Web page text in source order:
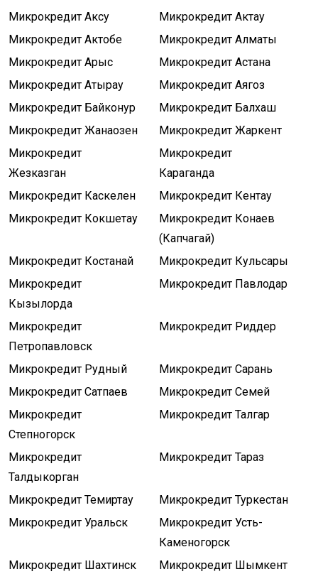
Микрокредит Аксу
Микрокредит Актау
Микрокредит Актобе
Микрокредит Алматы
Микрокредит Арыс
Микрокредит Астана
Микрокредит Атырау
Микрокредит Аягоз
Микрокредит Байконур
Микрокредит Балхаш
Микрокредит Жанаозен
Микрокредит Жаркент
Микрокредит
Жезказган
Микрокредит
Караганда
Микрокредит Каскелен
Микрокредит Кентау
Микрокредит Кокшетау
Микрокредит Конаев
(Капчагай)
Микрокредит Костанай
Микрокредит Кульсары
Микрокредит
Кызылорда
Микрокредит Павлодар
Микрокредит
Петропавловск
Микрокредит Риддер
Микрокредит Рудный
Микрокредит Сарань
Микрокредит Сатпаев
Микрокредит Семей
Микрокредит
Степногорск
Микрокредит Талгар
Микрокредит
Талдыкорган
Микрокредит Тараз
Микрокредит Темиртау
Микрокредит Туркестан
Микрокредит Уральск
Микрокредит Усть-
Каменогорск
Микрокредит Шахтинск
Микрокредит Шымкент